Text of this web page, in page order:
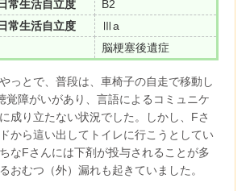
常生活自立度
B2
常生活自立度
Ⅲa
脳梗塞後遺症
っとで、普段は、車椅子の自走で移動し
覚障がいがあり、言語によるコミュニケ
成り立たない状況でした。しかし、Fさ
から這い出してトイレに行こうとしてい
なFさんには下剤が投与されることが多
おむつ（外）漏れも起きていました。